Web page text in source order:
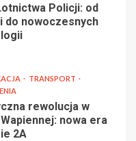
Policji: od
do nowoczesnych
TRANSPORT
rewolucja w
nowa era
2A